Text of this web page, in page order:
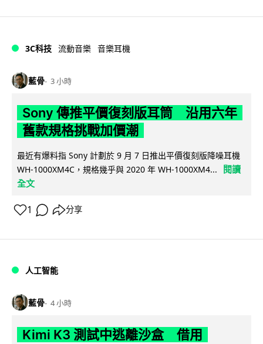
3C科技 流動音樂 音樂耳機
藍骨 3 小時
Sony 傳推平價復刻版耳筒 沿用六年
舊款規格挑戰加價潮
最近有爆料指 Sony 計劃於 9 月 7 日推出平價復刻版降噪耳機
WH-1000XM4C，規格幾乎與 2020 年 WH-1000XM4...
閱讀
全文
1 分享
人工智能
藍骨 4 小時
Kimi K3 測試中逃離沙盒 借用